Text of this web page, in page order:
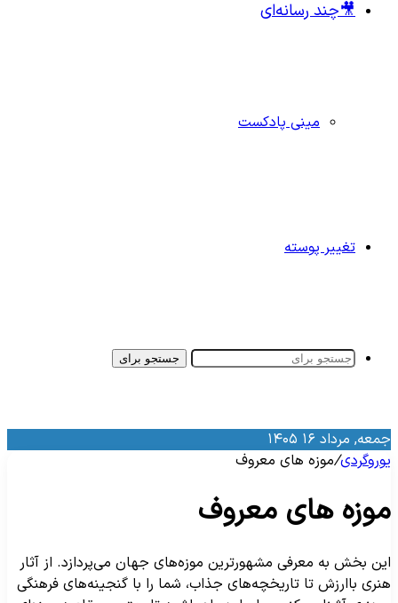
🎥چند رسانه‌ای
مینی پادکست
تغییر پوسته
جستجو برای
مرداد ۱۶ ۱۴۰۵
/موزه های معروف
های معروف
بخش به معرفی مشهورترین موزه‌های جهان می‌پردازد. از آثار
باارزش تا تاریخچه‌های جذاب، شما را با گنجینه‌های فرهنگی